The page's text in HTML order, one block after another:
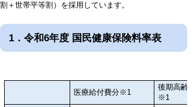
割＋世帯平等割）を採用しています。
1．令和6年度 国民健康保険料率表
医療給付費分※1
後期高齢
※1